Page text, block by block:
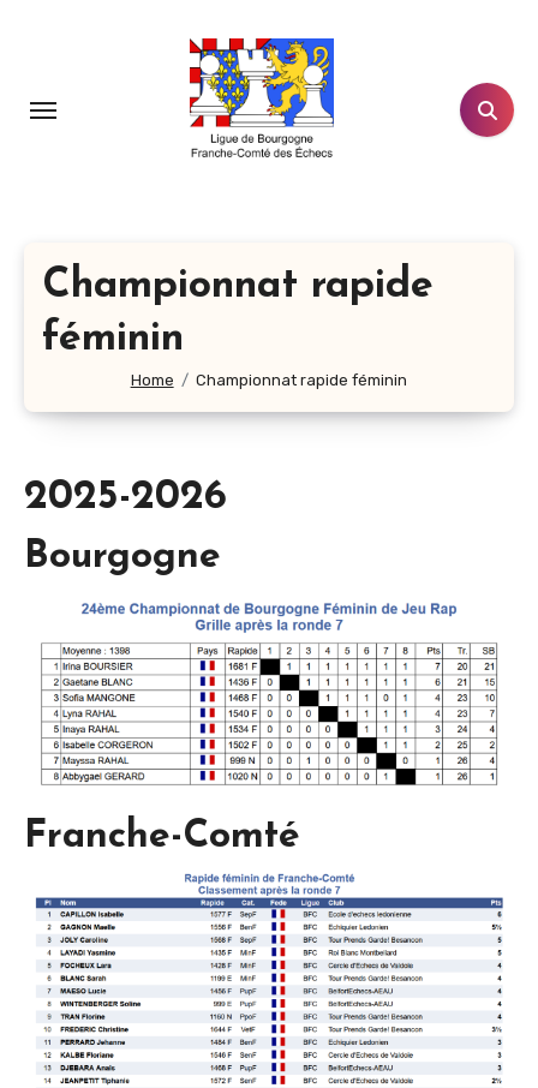
principal
Championnat rapide
féminin
Home Championnat rapide féminin
2025-2026
Bourgogne
Franche-Comté